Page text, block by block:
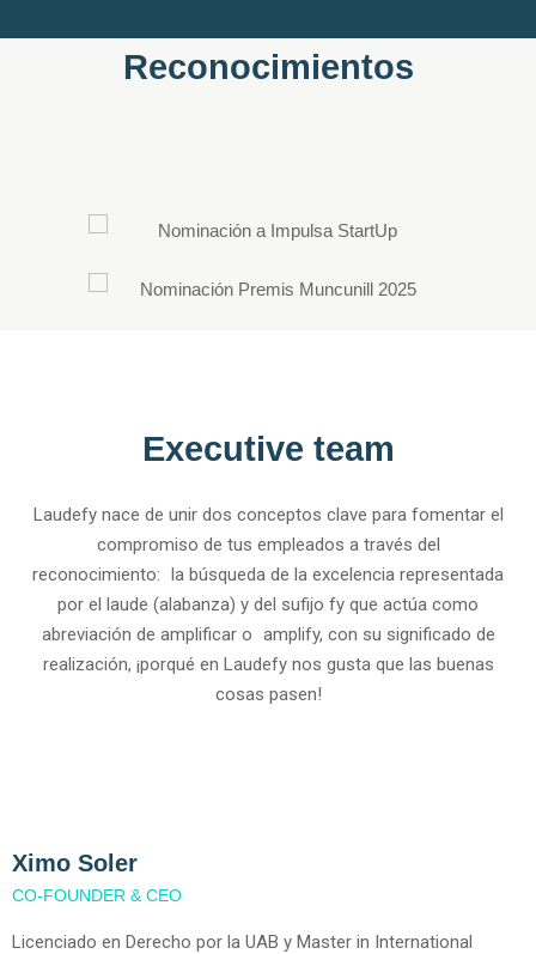
Reconocimientos
Executive team
Laudefy nace de unir dos conceptos clave para fomentar el
compromiso de tus empleados a través del
reconocimiento: la búsqueda de la excelencia representada
por el laude (alabanza) y del sufijo fy que actúa como
abreviación de amplificar o amplify, con su significado de
realización, ¡porqué en Laudefy nos gusta que las buenas
cosas pasen!
Ximo Soler
CO-FOUNDER & CEO
Licenciado en Derecho por la UAB y Master in International